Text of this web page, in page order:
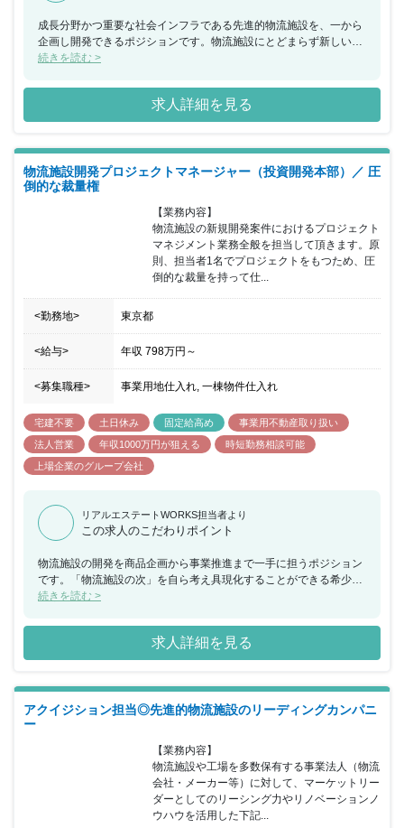
成長分野かつ重要な社会インフラである先進的物流施設を、一から
企画し開発できるポジションです。物流施設にとどまらず新しいア
セットへの挑戦も可能です。入社直後は、既存プロジェクトに参加
ご自身で担当する新規プロジェクトを持ち、他部署と連携しながら
続きを読む >
求人詳細を見る
物流施設開発プロジェクトマネージャー（投資開発本部）／ 圧
倒的な裁量権
【業務内容】
物流施設の新規開発案件におけるプロジェクト
マネジメント業務全般を担当して頂きます。原
則、担当者1名でプロジェクトをもつため、圧
倒的な裁量を持って仕...
<勤務地> 東京都
<給与> 年収 798万円 ～
<募集職種> 事業用地仕入れ, 一棟物件仕入れ
宅建不要 土日休み 固定給高め
事業用不動産取り扱い
法人営業
年収1000万円が狙える
時短勤務相談可能
上場企業のグループ会社
リアルエステートWORKS担当者より
この求人のこだわりポイント
物流施設の開発を商品企画から事業推進まで一手に担うポジション
です。「物流施設の次」を自ら考え具現化することができる希少な
業務に携わることができます。不動産開発、不動産投資および物件
知識・経験は必須ではありません。次のステップに進みたいとお考
えの方にとっては機会となるポジションです。 入社直後は、既存プ
ロジェクトに参加し、仕事の流れや物件について理解を深めて頂き
署と連携しながら仕事を進めて頂きます。
続きを読む >
求人詳細を見る
アクイジション担当◎先進的物流施設のリーディングカンパニ
ー
【業務内容】
物流施設や工場を多数保有する事業法人（物流
会社・メーカー等）に対して、マーケットリー
ダーとしてのリーシング力やリノベーションノ
ウハウを活用した下記...